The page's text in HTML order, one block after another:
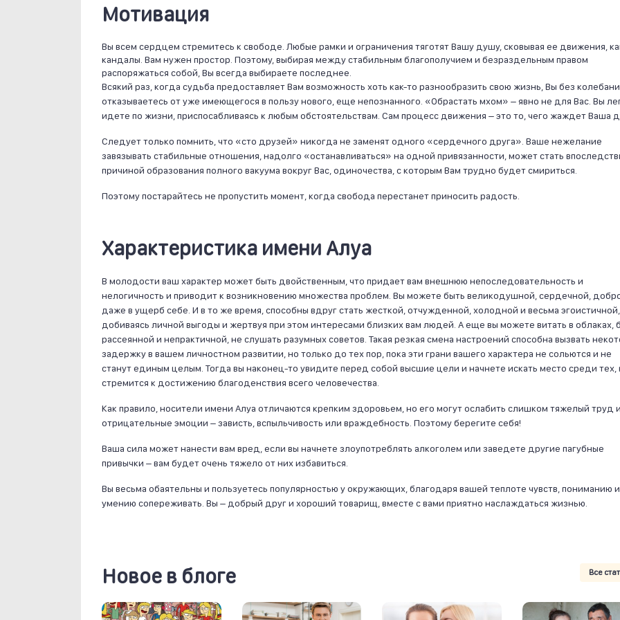
Мотивация
Вы всем сердцем стремитесь к свободе. Любые рамки и ограничения тяготят Вашу душу, сковывая ее движения,
кандалы. Вам нужен простор. Поэтому, выбирая между стабильным благополучием и безраздельным правом
распоряжаться собой, Вы всегда выбираете последнее.
Всякий раз, когда судьба предоставляет Вам возможность хоть как-то разнообразить свою жизнь, Вы без
отказываетесь от уже имеющегося в пользу нового, еще непознанного. «Обрастать мхом» – явно не для Вас. Вы
идете по жизни, приспосабливаясь к любым обстоятельствам. Сам процесс движения – это то, чего жаждет Ваша
Следует только помнить, что «сто друзей» никогда не заменят одного «сердечного друга». Ваше нежелание
завязывать стабильные отношения, надолго «останавливаться» на одной привязанности, может стать
причиной образования полного вакуума вокруг Вас, одиночества, с которым Вам трудно будет смириться.
Поэтому постарайтесь не пропустить момент, когда свобода перестанет приносить радость.
Характеристика имени Алуа
В молодости ваш характер может быть двойственным, что придает вам внешнюю непоследовательность и
нелогичность и приводит к возникновению множества проблем. Вы можете быть великодушной, сердечной,
даже в ущерб себе. И в то же время, способны вдруг стать жесткой, отчужденной, холодной и весьма эгоистичной,
добиваясь личной выгоды и жертвуя при этом интересами близких вам людей. А еще вы можете витать в облаках,
рассеянной и непрактичной, не слушать разумных советов. Такая резкая смена настроений способна вызвать
задержку в вашем личностном развитии, но только до тех пор, пока эти грани вашего характера не сольются и не
станут единым целым. Тогда вы наконец-то увидите перед собой высшие цели и начнете искать место среди тех,
стремится к достижению благоденствия всего человечества.
Как правило, носители имени Алуа отличаются крепким здоровьем, но его могут ослабить слишком тяжелый труд и
отрицательные эмоции – зависть, вспыльчивость или враждебность. Поэтому берегите себя!
Ваша сила может нанести вам вред, если вы начнете злоупотреблять алкоголем или заведете другие пагубные
привычки – вам будет очень тяжело от них избавиться.
Вы весьма обаятельны и пользуетесь популярностью у окружающих, благодаря вашей теплоте чувств, пониманию и
умению сопереживать. Вы – добрый друг и хороший товарищ, вместе с вами приятно наслаждаться жизнью.
Новое в блоге Все